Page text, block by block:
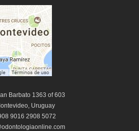
Barbato 1363 of 603
Uruguay
9016 2908 5072